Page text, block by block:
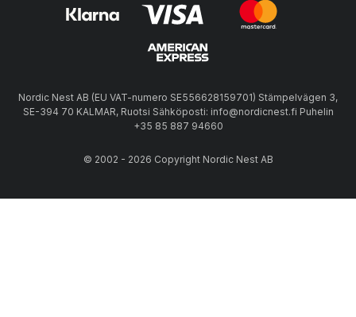
Nordic Nest AB (EU VAT-numero SE556628159701) Stämpelvägen 3,
SE-394 70 KALMAR, Ruotsi Sähköposti: info@nordicnest.fi Puhelin
+35 85 887 94660
© 2002 - 2026 Copyright Nordic Nest AB